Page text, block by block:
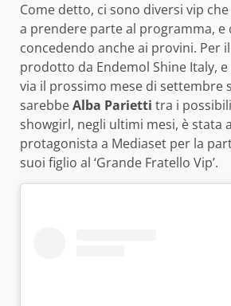
Come detto, ci sono diversi vip
a prendere parte al programma, e
concedendo anche ai provini. Per
prodotto da Endemol Shine Italy,
via il prossimo mese di settembre
sarebbeAlba Parietti tra i
showgirl, negli ultimi mesi, è stata
protagonista a Mediaset per la
suoi figlio al ‘Grande Fratello Vip’.